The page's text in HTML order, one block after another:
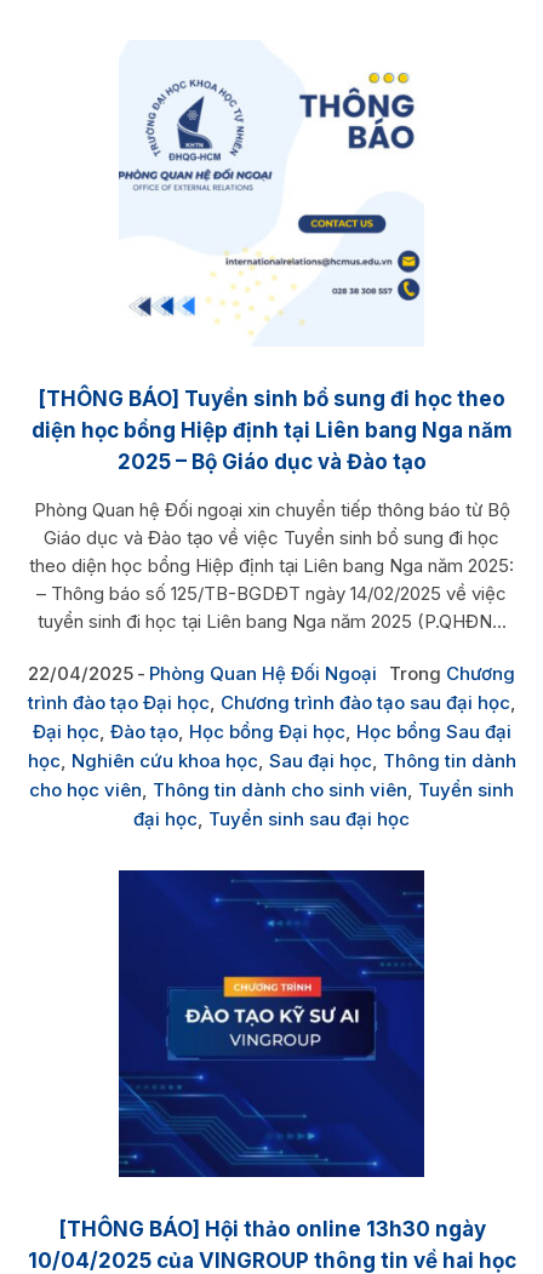
[THÔNG BÁO] Tuyển sinh bổ sung đi học theo
diện học bổng Hiệp định tại Liên bang Nga năm
2025 – Bộ Giáo dục và Đào tạo
Phòng Quan hệ Đối ngoại xin chuyển tiếp thông báo từ Bộ
Giáo dục và Đào tạo về việc Tuyển sinh bổ sung đi học
theo diện học bổng Hiệp định tại Liên bang Nga năm 2025:
– Thông báo số 125/TB-BGDĐT ngày 14/02/2025 về việc
tuyển sinh đi học tại Liên bang Nga năm 2025 (P.QHĐN...
22/04/2025 Phòng Quan Hệ Đối Ngoại Trong Chương
trình đào tạo Đại học Chương trình đào tạo sau đại học
Đại học Đào tạo, Học bổng Đại học Học bổng Sau đại
học Nghiên cứu khoa học Sau đại học Thông tin dành
cho học viên Thông tin dành cho sinh viên Tuyển sinh
đại học Tuyển sinh sau đại học
[THÔNG BÁO] Hội thảo online 13h30 ngày
10/04/2025 của VINGROUP thông tin về hai học